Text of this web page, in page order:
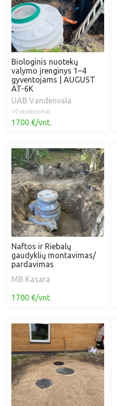
Biologinis nuotekų
valymo įrenginys 1–4
gyventojams | AUGUST
AT-6K
UAB Vandenvala
10 atsiliepimai
1700 €/vnt.
Naftos ir Riebalų
gaudyklių montavimas/
pardavimas
MB Kasara
1700 €/vnt.